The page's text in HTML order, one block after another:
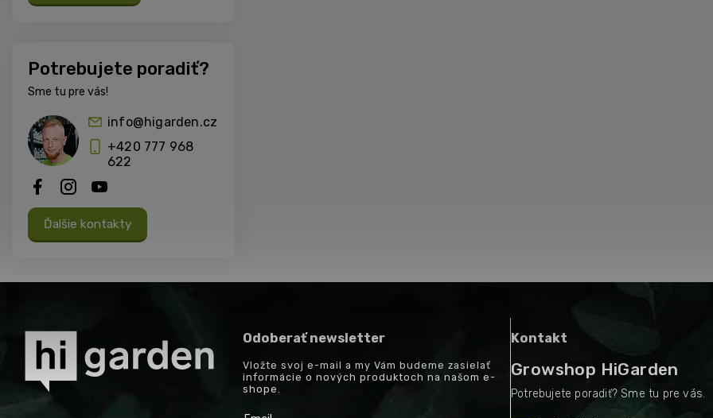
Potrebujete poradiť?
Sme tu pre vás!
info@higarden.cz
+420 777 968
622
Ďalšie kontakty
Odoberať newsletter
Vložte svoj e-mail a my Vám budeme zasielať
informácie o nových produktoch na našom e-
shope.
Kontakt
Growshop HiGarden